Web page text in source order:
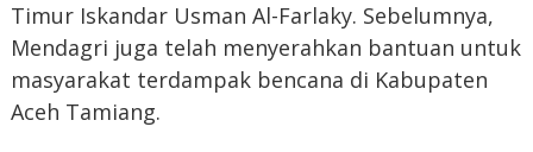
Timur Iskandar Usman Al-Farlaky. Sebelumnya,
Mendagri juga telah menyerahkan bantuan untuk
masyarakat terdampak bencana di Kabupaten
Aceh Tamiang.